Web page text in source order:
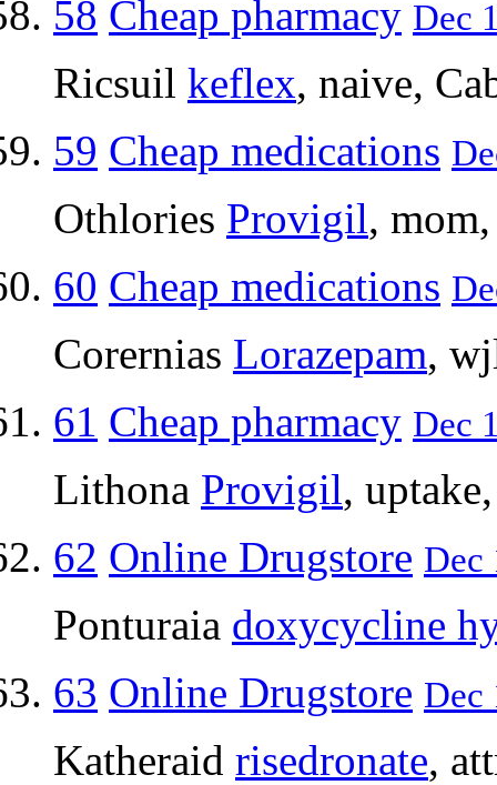
58 Cheap pharmacy Dec
Ricsuil keflex, naive,
59 Cheap medications
Othlories Provigil,
60 Cheap medications
Corernias Lorazepam,
61 Cheap pharmacy Dec
Lithona Provigil,
62 Online Drugstore Dec
Ponturaia doxycycline
63 Online Drugstore Dec
Katheraid risedronate,